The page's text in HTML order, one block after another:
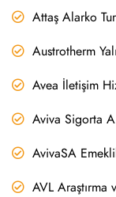
Attaş Alarko
Austrotherm
Avea İletişim
Aviva Sigorta
AvivaSA
AVL